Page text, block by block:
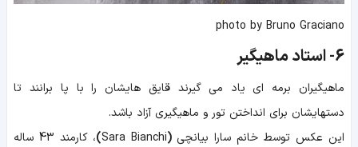
photo by Bruno Graciano
6- استاد ماهیگیر
ماهیگیران برمه ای یاد می گیرند قایق هایشان را با پا برانند تا
دستهایشان برای انداختن تور و ماهیگیری آزاد باشد.
این عکس توسط خانمسارا بیانچی (
Sara Bianchi
)
، کارمند 43 ساله